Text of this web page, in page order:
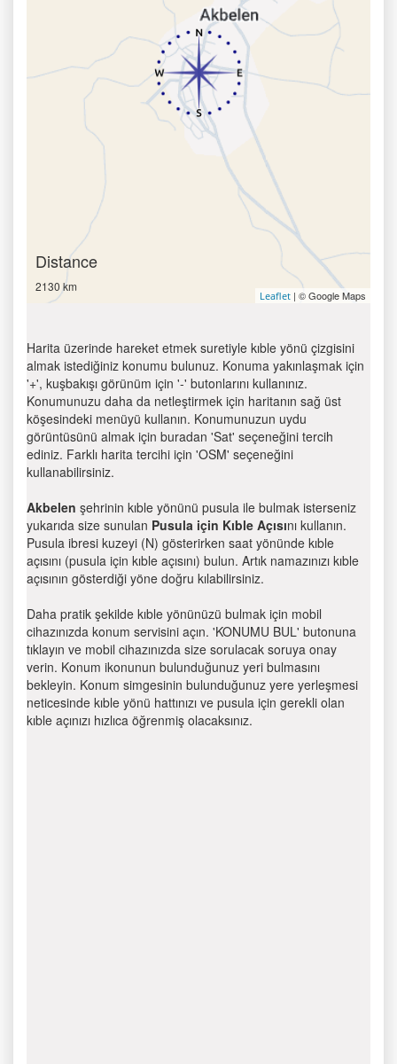
Distance
2130 km
Leaflet | © Google Maps
Harita üzerinde hareket etmek suretiyle kıble yönü çizgisini
almak istediğiniz konumu bulunuz. Konuma yakınlaşmak için
'+', kuşbakışı görünüm için '-' butonlarını kullanınız.
Konumunuzu daha da netleştirmek için haritanın sağ üst
köşesindeki menüyü kullanın. Konumunuzun uydu
görüntüsünü almak için buradan 'Sat' seçeneğini tercih
ediniz. Farklı harita tercihi için 'OSM' seçeneğini
kullanabilirsiniz.
Akbelen şehrinin kıble yönünü pusula ile bulmak isterseniz
yukarıda size sunulan Pusula için Kıble Açısını kullanın.
Pusula ibresi kuzeyi (N) gösterirken saat yönünde kıble
açısını (pusula için kıble açısını) bulun. Artık namazınızı kıble
açısının gösterdiği yöne doğru kılabilirsiniz.
Daha pratik şekilde kıble yönünüzü bulmak için mobil
cihazınızda konum servisini açın. 'KONUMU BUL' butonuna
tıklayın ve mobil cihazınızda size sorulacak soruya onay
verin. Konum ikonunun bulunduğunuz yeri bulmasını
bekleyin. Konum simgesinin bulunduğunuz yere yerleşmesi
neticesinde kıble yönü hattınızı ve pusula için gerekli olan
kıble açınızı hızlıca öğrenmiş olacaksınız.